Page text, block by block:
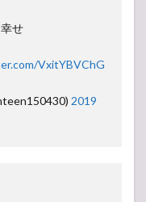
せ
VxitYBVChG
2019